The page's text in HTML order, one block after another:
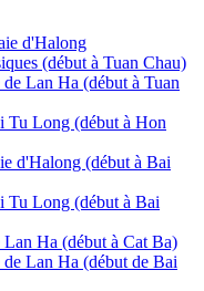
d'Halong
(début à Tuan Chau)
Lan Ha (début à Tuan
Tu Long (début à Hon
d'Halong (début à Bai
Tu Long (début à Bai
Lan Ha (début à Cat Ba)
Lan Ha (début de Bai